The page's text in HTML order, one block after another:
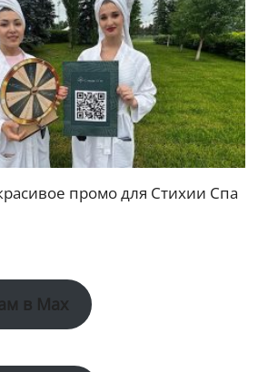
промо для Стихии Спа
в Max